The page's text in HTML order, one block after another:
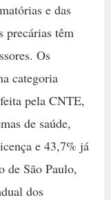
e das
precárias têm
Os
categoria
pela CNTE,
de saúde,
e 43,7% já
de São Paulo,
dos